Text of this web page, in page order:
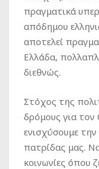
πραγματικά
απόδημου
αποτελεί
Ελλάδα,
διεθνώς.
Στόχος της
δρόμους για τον
ενισχύσουμε
πατρίδας μας.
κοινωνίες όπου